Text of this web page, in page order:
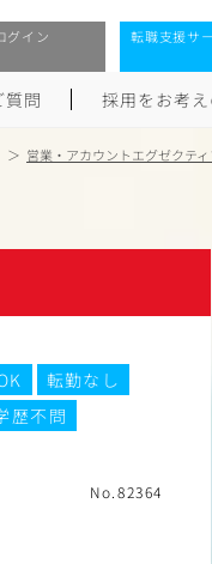
グイン 転職支援サ
問 採用をお考
営業・アカウントエグゼクテ
転勤なし
歴不問
No.82364